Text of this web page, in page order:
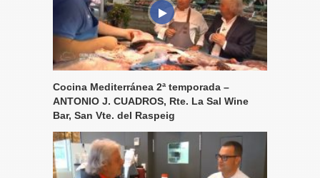
Cocina Mediterránea 2ª temporada –
ANTONIO J. CUADROS, Rte. La Sal Wine
Bar, San Vte. del Raspeig